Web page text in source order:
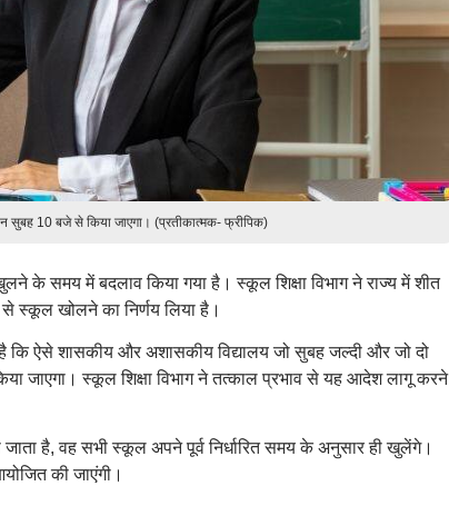
सुबह 10 बजे से किया जाएगा। (प्रतीकात्मक- फ्रीपिक)
के समय में बदलाव किया गया है। स्कूल शिक्षा विभाग ने राज्य में शीत
खोलने का निर्णय लिया है।
कि ऐसे शासकीय और अशासकीय विद्यालय जो सुबह जल्दी और जो दो
जाएगा। स्कूल शिक्षा विभाग ने तत्काल प्रभाव से यह आदेश लागू करने
है, वह सभी स्कूल अपने पूर्व निर्धारित समय के अनुसार ही खुलेंगे।
की जाएंगी।